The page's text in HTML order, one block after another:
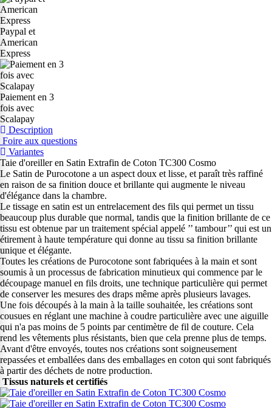
Paypal et
American
Express
Paiement en 3
fois avec
Scalapay
Description
Foire aux questions
Variantes
Taie d'oreiller en Satin Extrafin de Coton TC300 Cosmo
Le Satin de Purocotone a un aspect doux et lisse, et paraît très raffiné
en raison de sa finition douce et brillante qui augmente le niveau
d'élégance dans la chambre.
Le tissage en satin est un entrelacement des fils qui permet un tissu
beaucoup plus durable que normal, tandis que la finition brillante de ce
tissu est obtenue par un traitement spécial appelé ’’ tambour’’ qui est un
étirement à haute température qui donne au tissu sa finition brillante
unique et élégante.
Toutes les créations de Purocotone sont fabriquées à la main et sont
soumis à un processus de fabrication minutieux qui commence par le
découpage manuel en fils droits, une technique particulière qui permet
de conserver les mesures des draps même après plusieurs lavages.
Une fois découpés à la main à la taille souhaitée, les créations sont
cousues en réglant une machine à coudre particulière avec une aiguille
qui n'a pas moins de 5 points par centimètre de fil de couture. Cela
rend les vêtements plus résistants, bien que cela prenne plus de temps.
Avant d'être envoyés, toutes nos créations sont soigneusement
repassées et emballées dans des emballages en coton qui sont fabriqués
à partir des déchets de notre production.
Tissus naturels et certifiés